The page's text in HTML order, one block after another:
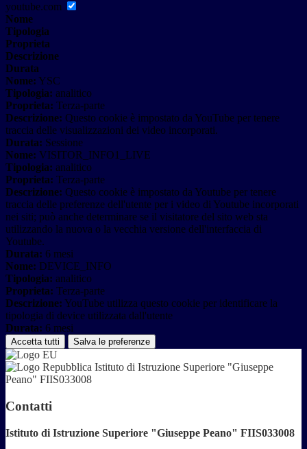
youtube.com
Nome
Tipologia
Proprieta
Descrizione
Durata
Nome: YSC
Tipologia: analitico
Proprieta: Terza-parte
Descrizione: Questo cookie è impostato da YouTube per tenere
traccia delle visualizzazioni dei video incorporati.
Durata: Sessione
Nome: VISITOR_INFO1_LIVE
Tipologia: analitico
Proprieta: Terza-parte
Descrizione: Questo cookie è impostato da Youtube per tenere
traccia delle preferenze dell'utente per i video di Youtube incorporati
nei siti; può anche determinare se il visitatore del sito web sta
utilizzando la nuova o la vecchia versione dell'interfaccia di
Youtube.
Durata: 6 mesi
Nome: DEVICE_INFO
Tipologia: analitico
Proprieta: Terza-parte
Descrizione: YouTube utilizza questo cookie per identificare la
tipologia di device utilizzata dall'utente
Durata: 6 mesi
Accetta tutti Salva le preferenze
Istituto di Istruzione Superiore "Giuseppe
Peano" FIIS033008
Contatti
Istituto di Istruzione Superiore "Giuseppe Peano" FIIS033008